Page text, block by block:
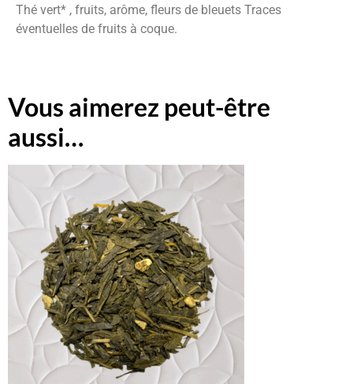
Thé vert* , fruits, arôme, fleurs de bleuets Traces
éventuelles de fruits à coque.
Vous aimerez peut-être
aussi…